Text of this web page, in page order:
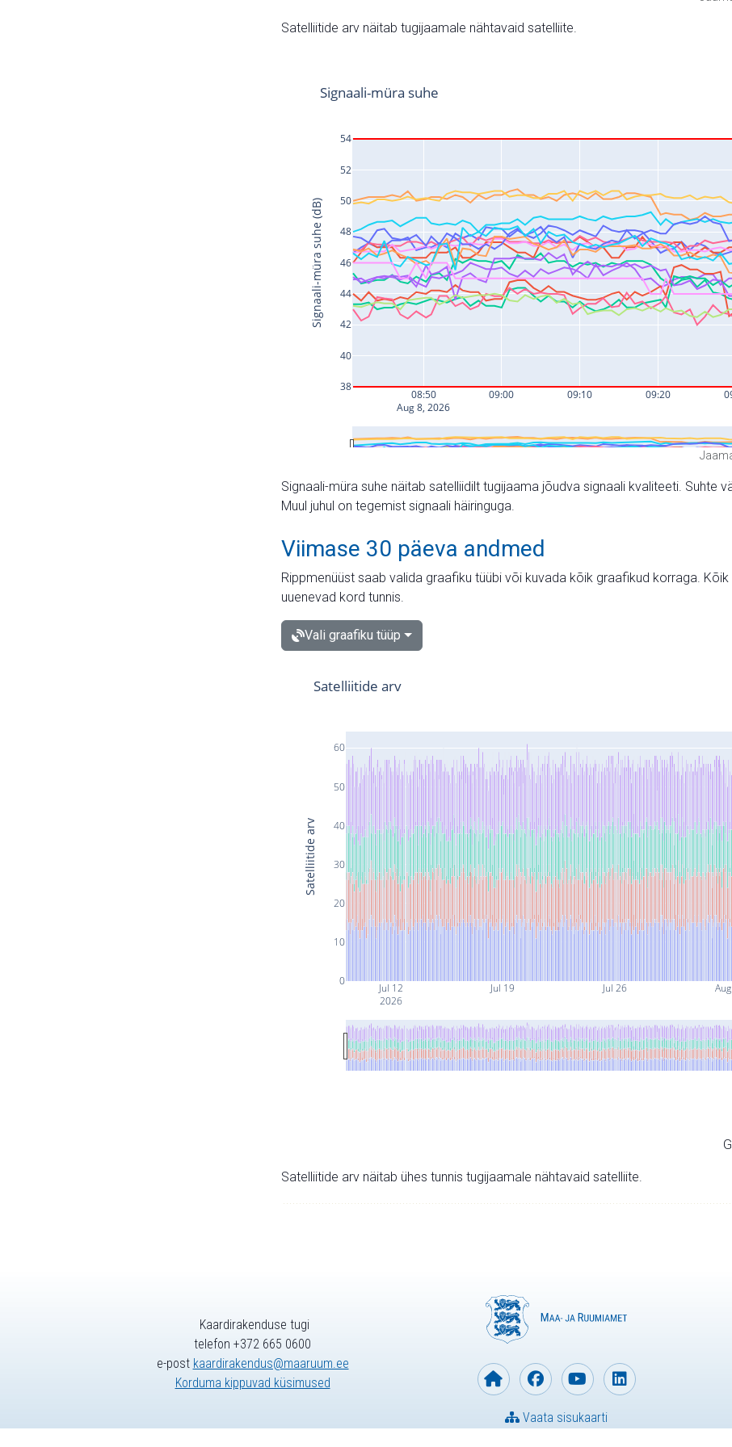
Satelliitide arv näitab tugijaamale nähtavaid satelliite.
Signaali-müra suhe näitab satelliidilt tugijaama jõudva signaali kvaliteeti. Suhte
Muul juhul on tegemist signaali häiringuga.
Viimase 30 päeva andmed
Rippmenüüst saab valida graafiku tüübi või kuvada kõik graafikud korraga.
uuenevad kord tunnis.
Vali graafiku tüüp
Jul 12
2026
Jul 19 Jul 26
0
10
20
30
40
50
60
Satelliitide arv
Satelliitide arv
Satelliitide arv näitab ühes tunnis tugijaamale nähtavaid satelliite.
Kaardirakenduse tugi
telefon +372 665 0600
e-post kaardirakendus@maaruum.ee
Korduma kippuvad küsimused
Vaata sisukaarti